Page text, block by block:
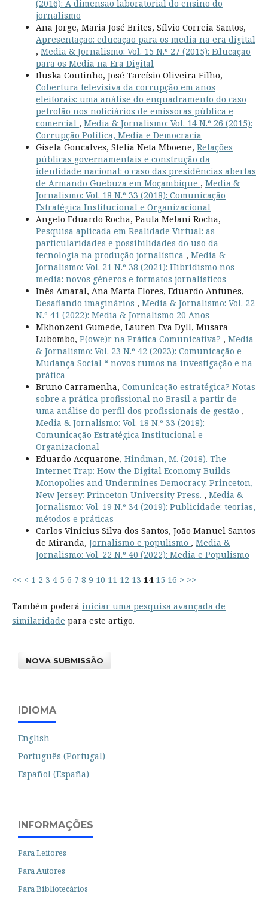
(2016): A dimensão laboratorial do ensino do
jornalismo
Ana Jorge, Maria José Brites, Sílvio Correia Santos,
Apresentação: educação para os media na era digital
, Media & Jornalismo: Vol. 15 N.º 27 (2015): Educação
para os Media na Era Digital
Iluska Coutinho, José Tarcísio Oliveira Filho,
Cobertura televisiva da corrupção em anos
eleitorais: uma análise do enquadramento do caso
petrolão nos noticiários de emissoras pública e
comercial , Media & Jornalismo: Vol. 14 N.º 26 (2015):
Corrupção Política, Media e Democracia
Gisela Goncalves, Stelia Neta Mboene, Relações
públicas governamentais e construção da
identidade nacional: o caso das presidências abertas
de Armando Guebuza em Moçambique , Media &
Jornalismo: Vol. 18 N.º 33 (2018): Comunicação
Estratégica Institucional e Organizacional
Angelo Eduardo Rocha, Paula Melani Rocha,
Pesquisa aplicada em Realidade Virtual: as
particularidades e possibilidades do uso da
tecnologia na produção jornalística , Media &
Jornalismo: Vol. 21 N.º 38 (2021): Hibridismo nos
media: novos géneros e formatos jornalísticos
Inês Amaral, Ana Marta Flores, Eduardo Antunes,
Desafiando imaginários , Media & Jornalismo: Vol. 22
N.º 41 (2022): Media & Jornalismo 20 Anos
Mkhonzeni Gumede, Lauren Eva Dyll, Musara
Lubombo, P(owe)r na Prática Comunicativa? , Media
& Jornalismo: Vol. 23 N.º 42 (2023): Comunicação e
Mudança Social “ novos rumos na investigação e na
prática
Bruno Carramenha, Comunicação estratégica? Notas
sobre a prática profissional no Brasil a partir de
uma análise do perfil dos profissionais de gestão ,
Media & Jornalismo: Vol. 18 N.º 33 (2018):
Comunicação Estratégica Institucional e
Organizacional
Eduardo Acquarone, Hindman, M. (2018). The
Internet Trap: How the Digital Economy Builds
Monopolies and Undermines Democracy. Princeton,
New Jersey: Princeton University Press. , Media &
Jornalismo: Vol. 19 N.º 34 (2019): Publicidade: teorias,
métodos e práticas
Carlos Vinicius Silva dos Santos, João Manuel Santos
de Miranda, Jornalismo e populismo , Media &
Jornalismo: Vol. 22 N.º 40 (2022): Media e Populismo
<< < 1 2 3 4 5 6 7 8 9 10 11 12 13 14 15 16 > >>
Também poderá iniciar uma pesquisa avançada de
similaridade para este artigo.
NOVA SUBMISSÃO
IDIOMA
English
Português (Portugal)
Español (España)
INFORMAÇÕES
Para Leitores
Para Autores
Para Bibliotecários